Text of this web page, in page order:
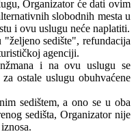
Organizator će dati ovim
slobodnih mesta u
i ovu uslugu neće naplatiti.
sedište", refundacija
agenciji.
i na ovu uslugu se
ostale uslugu obuhvaćene
sedištem, a ono se u oba
sedišta, Organizator nije